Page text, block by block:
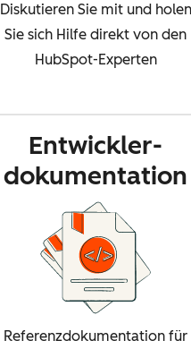
Diskutieren Sie mit und holen
Sie sich Hilfe direkt von den
HubSpot-Experten
Entwickler-
dokumentation
Referenzdokumentation für